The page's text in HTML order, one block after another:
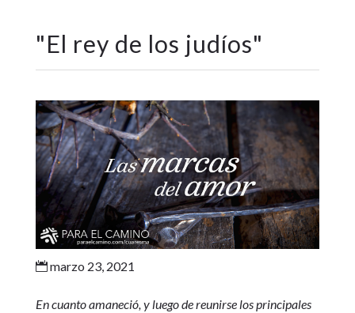
"El rey de los judíos"
marzo 23, 2021
En cuanto amaneció, y luego de reunirse los principales